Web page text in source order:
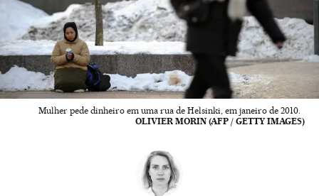
Mulher pede dinheiro em uma rua de Helsinki, em janeiro de 2010.
OLIVIER MORIN (AFP / GETTY IMAGES)